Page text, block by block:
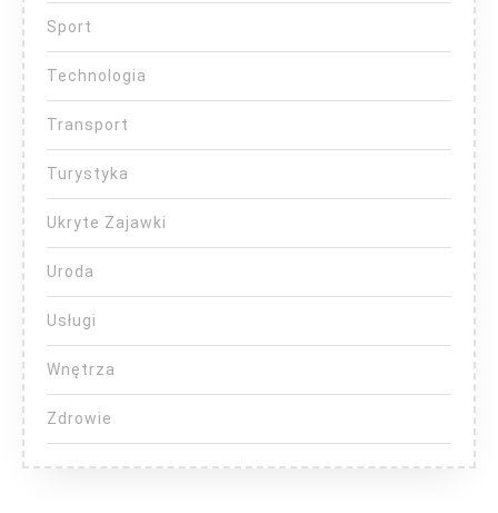
Sport
Technologia
Transport
Turystyka
Ukryte Zajawki
Uroda
Usługi
Wnętrza
Zdrowie